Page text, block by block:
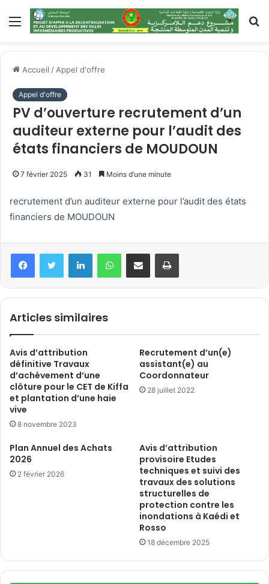
Menu
Accueil / Appel d'offre
Appel d'offre
PV d’ouverture recrutement d’un
auditeur externe pour l’audit des
états financiers de MOUDOUN
7 février 2025 31 Moins d’une minute
recrutement d’un auditeur externe pour l’audit des états
financiers de MOUDOUN
Articles similaires
Avis d’attribution
définitive Travaux
d’achèvement d’une
clôture pour le CET de Kiffa
et plantation d’une haie
vive
8 novembre 2023
Recrutement d’un(e)
assistant(e) au
Coordonnateur
28 juillet 2022
Plan Annuel des Achats
2026
2 février 2026
Avis d’attribution
provisoire Etudes
techniques et suivi des
travaux des solutions
structurelles de
protection contre les
inondations à Kaédi et
Rosso
18 décembre 2025